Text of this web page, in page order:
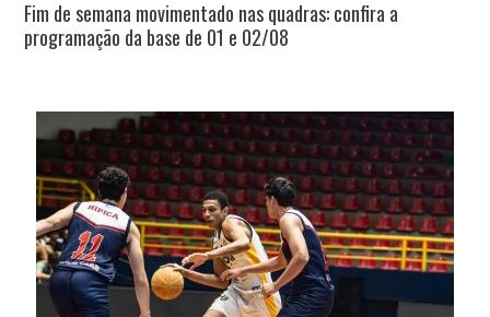
Fim de semana movimentado nas quadras: confira a
programação da base de 01 e 02/08